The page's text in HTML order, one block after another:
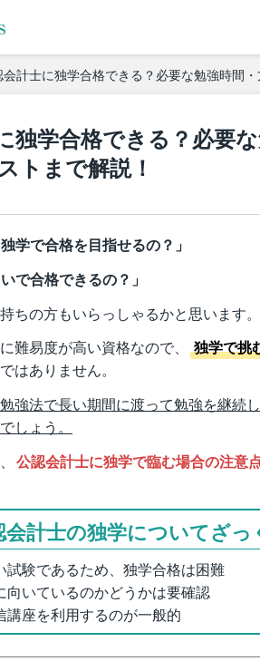
会計士に独学合格できる？必要な勉強時間
独学合格できる？必要
トまで解説！
学で合格を目指せるの？」
で合格できるの？」
ちの方もいらっしゃるかと思います。
難易度が高い資格なので、
独学で挑
はありません。
強法で長い期間に渡って勉強を継続
しょう。
公認会計士に独学で臨む場合の注意
会計士の独学についてざっ
試験であるため、独学合格は困難
向いているのかどうかは要確認
講座を利用するのが一般的